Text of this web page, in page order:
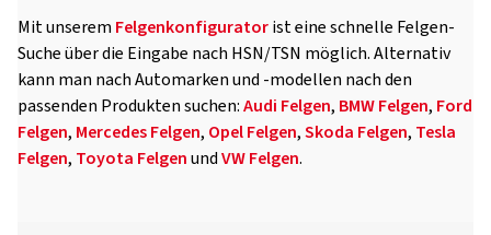
Mit unserem Felgenkonfiguratorist eine schnelle Felgen-
Suche über die Eingabe nach HSN/TSN möglich. Alternativ
kann man nach Automarken und -modellen nach den
passenden Produkten suchen:Audi Felgen, BMW Felgen, Ford
Felgen, Mercedes Felgen, Opel Felgen,Skoda Felgen, Tesla
Felgen, Toyota FelgenundVW Felgen.